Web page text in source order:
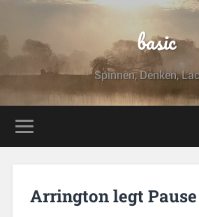
basic
Spinnen, Denken,
Arrington legt